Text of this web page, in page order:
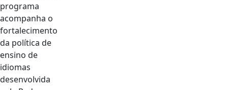
programa
acompanha o
fortalecimento
da política de
ensino de
idiomas
desenvolvida